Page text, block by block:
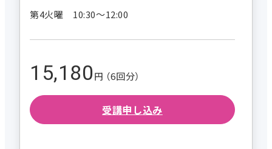
第4火曜 10:30～12:00
15,180円 （6回分）
受講申し込み